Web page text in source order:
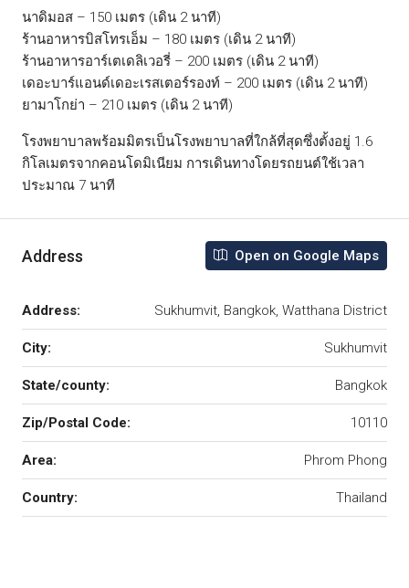
นาดิมอส – 150 เมตร (เดิน 2 นาที)
ร้านอาหารบิสโทรเอ็ม – 180 เมตร (เดิน 2 นาที)
ร้านอาหารอาร์เตเดลิเวอรี่ – 200 เมตร (เดิน 2 นาที)
เดอะบาร์แอนด์เดอะเรสเตอร์รองท์ – 200 เมตร (เดิน 2 นาที)
ยามาโกย่า – 210 เมตร (เดิน 2 นาที)
โรงพยาบาลพร้อมมิตรเป็นโรงพยาบาลที่ใกล้ที่สุดซึ่งตั้งอยู่ 1.6
กิโลเมตรจากคอนโดมิเนียม การเดินทางโดยรถยนต์ใช้เวลา
ประมาณ 7 นาที
Address Open on Google Maps
Address: Sukhumvit, Bangkok, Watthana District
City: Sukhumvit
State/county: Bangkok
Zip/Postal Code: 10110
Area: Phrom Phong
Country: Thailand